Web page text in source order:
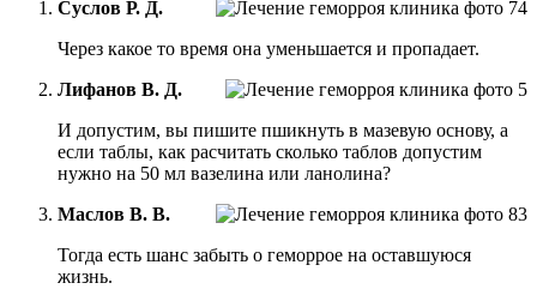
Суслов Р. Д.
Через какое то время она уменьшается и пропадает.
Лифанов В. Д.
И допустим, вы пишите пшикнуть в мазевую основу, а
если таблы, как расчитать сколько таблов допустим
нужно на 50 мл вазелина или ланолина?
Маслов В. В.
Тогда есть шанс забыть о геморрое на оставшуюся
жизнь.